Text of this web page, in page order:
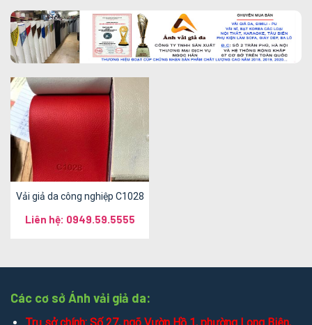
Vải giả da công nghiệp C1028
Liên hệ: 0949.59.5555
Các cơ sở Ánh vải giả da:
Trụ sở chính: Số 27, ngõ Vườn Hồ 1, phường Long Biên,